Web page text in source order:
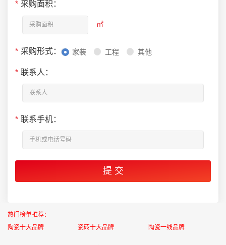
* 采购面积：
㎡
* 采购形式： 家装 工程 其他
* 联系人：
* 联系手机：
热门榜单推荐：
陶瓷十大品牌
瓷砖十大品牌 陶瓷一线品牌